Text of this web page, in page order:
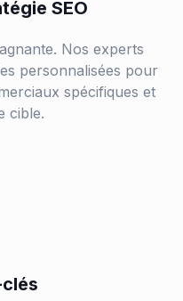
SEO
Nos experts
personnalisées pour
spécifiques et
cible.